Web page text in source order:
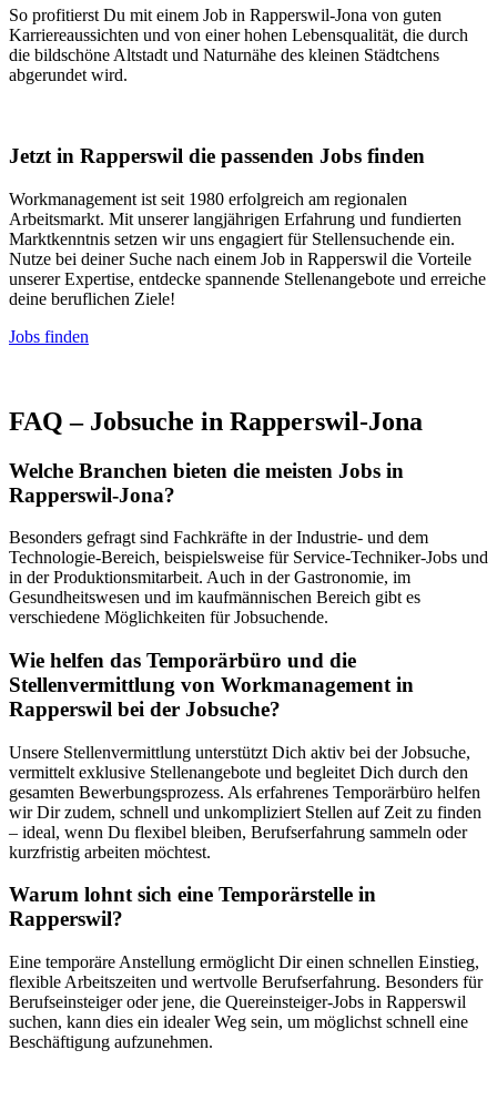
So profitierst Du mit einem Job in Rapperswil-Jona von guten
Karriereaussichten und von einer hohen Lebensqualität, die durch
die bildschöne Altstadt und Naturnähe des kleinen Städtchens
abgerundet wird.
Jetzt in Rapperswil die passenden Jobs finden
Workmanagement ist seit 1980 erfolgreich am regionalen
Arbeitsmarkt. Mit unserer langjährigen Erfahrung und fundierten
Marktkenntnis setzen wir uns engagiert für Stellensuchende ein.
Nutze bei deiner Suche nach einem Job in Rapperswil die Vorteile
unserer Expertise, entdecke spannende Stellenangebote und erreiche
deine beruflichen Ziele!
Jobs finden
FAQ – Jobsuche in Rapperswil-Jona
Welche Branchen bieten die meisten Jobs in
Rapperswil-Jona?
Besonders gefragt sind Fachkräfte in der Industrie- und dem
Technologie-Bereich, beispielsweise für Service-Techniker-Jobs und
in der Produktionsmitarbeit. Auch in der Gastronomie, im
Gesundheitswesen und im kaufmännischen Bereich gibt es
verschiedene Möglichkeiten für Jobsuchende.
Wie helfen das Temporärbüro und die
Stellenvermittlung von Workmanagement in
Rapperswil bei der Jobsuche?
Unsere Stellenvermittlung unterstützt Dich aktiv bei der Jobsuche,
vermittelt exklusive Stellenangebote und begleitet Dich durch den
gesamten Bewerbungsprozess. Als erfahrenes Temporärbüro helfen
wir Dir zudem, schnell und unkompliziert Stellen auf Zeit zu finden
– ideal, wenn Du flexibel bleiben, Berufserfahrung sammeln oder
kurzfristig arbeiten möchtest.
Warum lohnt sich eine Temporärstelle in
Rapperswil?
Eine temporäre Anstellung ermöglicht Dir einen schnellen Einstieg,
flexible Arbeitszeiten und wertvolle Berufserfahrung. Besonders für
Berufseinsteiger oder jene, die Quereinsteiger-Jobs in Rapperswil
suchen, kann dies ein idealer Weg sein, um möglichst schnell eine
Beschäftigung aufzunehmen.